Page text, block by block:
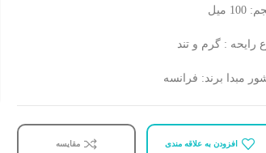
میل
رایحه : گرم و تند
مبدا برند: فرانسه
افزودن به علاقه مندی مقایسه